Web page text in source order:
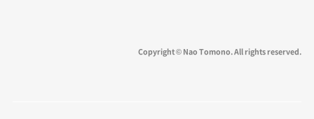
Copyright © Nao Tomono. All rights reserved.